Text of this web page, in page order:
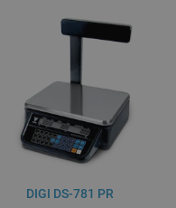
DIGI DS-781 PR